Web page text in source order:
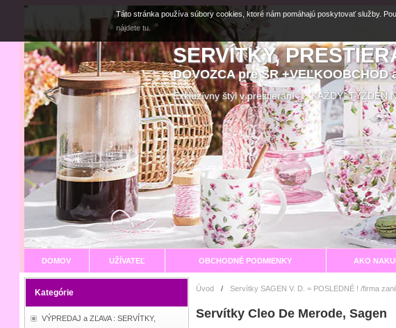
SERVÍTKY,
DOVOZCA pre SR +VEĽKOOBCHOD
Exkluzívny štýl v prestieraní KAŽDÝ TÝŽDEŇ
DOMOV UŽÍVATEĽ OBCHODNÉ PODMIENKY AKO
Kategórie
VÝPREDAJ a ZĽAVA : SERVÍTKY,
Úvod / Servítky SAGEN V. D. = POSLEDNÉ ! /firma
Servítky Cleo De Merode, Sagen
Táto stránka používa súbory cookies, ktoré nám pomáhajú poskytovať služby.
nájdete tu.